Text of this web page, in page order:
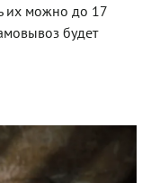
их можно до 17
будет